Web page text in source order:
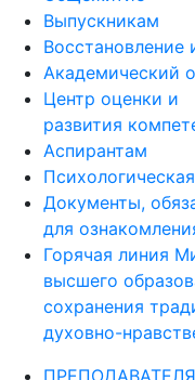
Выпускникам
Восстановление
Академический
Центр оценки и
развития
Аспирантам
Документы,
для
Горячая линия
высшего
сохранения
духовно-